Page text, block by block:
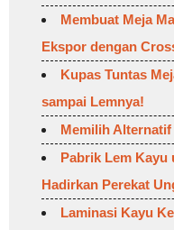
Membuat Meja
Ekspor dengan
Kupas Tuntas
sampai Lemnya!
Memilih Alternatif
Pabrik Lem
Hadirkan Perekat
Laminasi Kayu